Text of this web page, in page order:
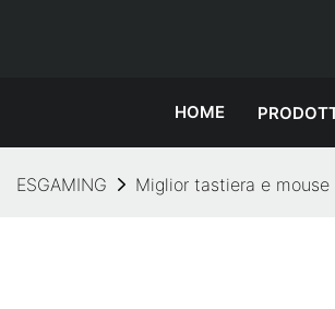
HOME
ESGAMING Miglior tastiera e mouse